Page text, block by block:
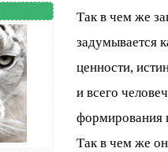
Так в чем же
задумывается
ценности,
и всего
формирования
Так в чем же